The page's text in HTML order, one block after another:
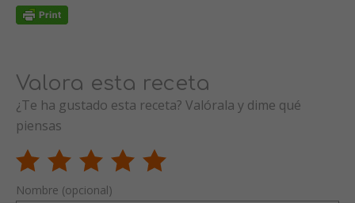
Valora esta receta
¿Te ha gustado esta receta? Valórala y dime qué
piensas
Nombre (opcional)